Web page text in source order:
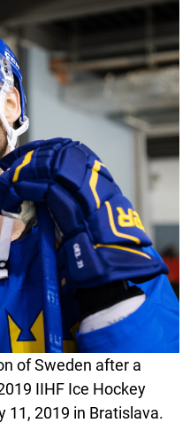
of Sweden after a
IIHF Ice Hockey
11, 2019 in Bratislava.